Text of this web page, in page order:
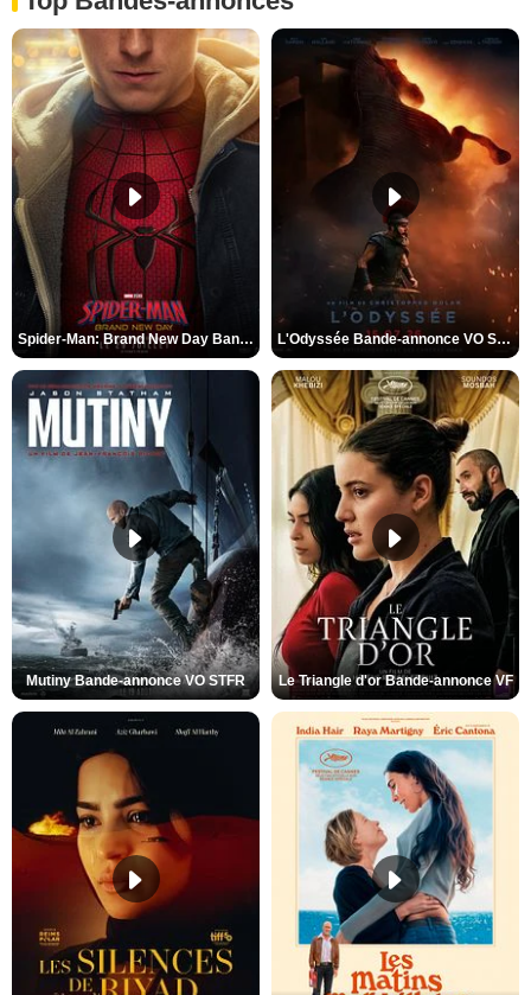
Spider-Man: Brand New Day Bande-annonce VO STFR L'Odyssée Bande-annonce VO STFR
Mutiny Bande-annonce VO STFR Le Triangle d'or Bande-annonce VF